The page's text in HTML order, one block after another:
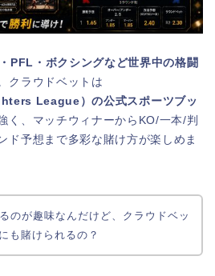
PFL・ボクシングなど世界中の格闘
クラウドベットは
League）の公式スポーツブッ
く、マッチウィナーからKO/一本/判
ド予想まで多彩な賭け方が楽しめま
のが趣味なんだけど、クラウドベッ
も賭けられるの？